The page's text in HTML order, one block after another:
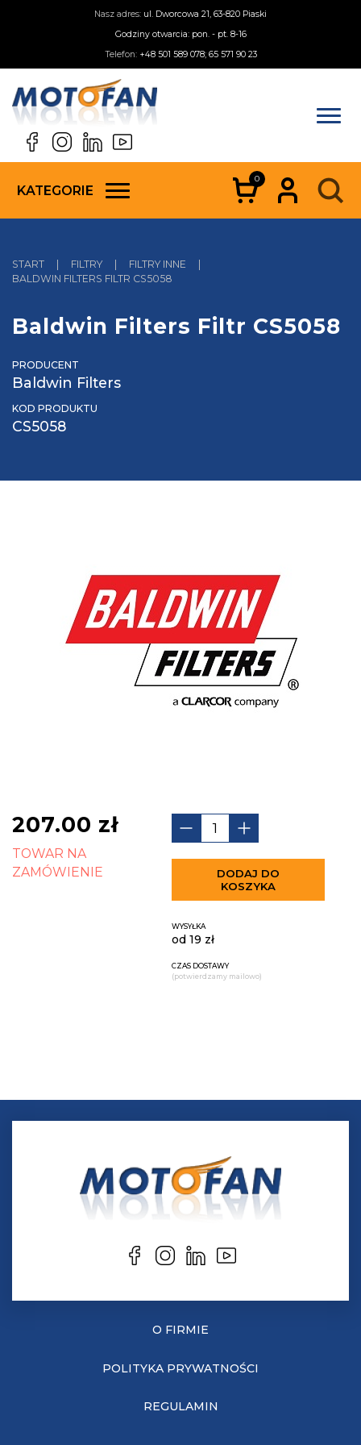
Nasz adres: ul. Dworcowa 21, 63-820 Piaski
Godziny otwarcia: pon. - pt. 8-16
Telefon: +48 501 589 078; 65 571 90 23
KATEGORIE
0
START | FILTRY | FILTRY INNE
|
BALDWIN FILTERS FILTR CS5058
Baldwin Filters Filtr CS5058
PRODUCENT
Baldwin Filters
KOD PRODUKTU
CS5058
207.00 zł
TOWAR NA
ZAMÓWIENIE
DODAJ DO
KOSZYKA
WYSYŁKA
od 19 zł
CZAS DOSTAWY
(potwierdzamy mailowo)
O FIRMIE
POLITYKA PRYWATNOŚCI
REGULAMIN